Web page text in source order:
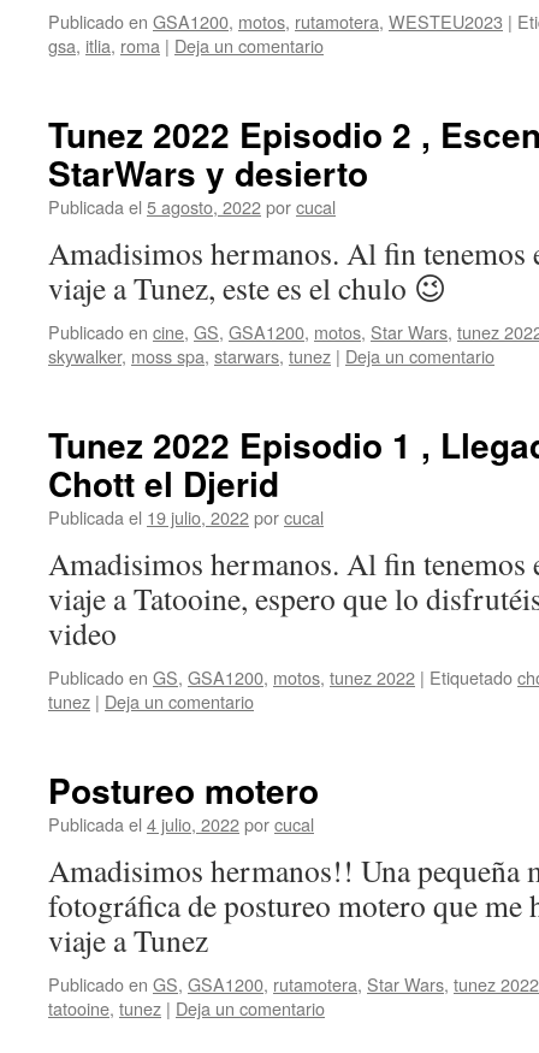
Publicado en GSA1200, motos, rutamotera, WESTEU2023 |
gsa, itlia, roma | Deja un comentario
Tunez 2022 Episodio 2 ,
StarWars y desierto
Publicada el 5 agosto, 2022porcucal
Amadisimos hermanos. Al fin tenemos
viaje a Tunez, este es el chulo 😉
Publicado en cine, GS, GSA1200, motos, Star Wars, tunez
skywalker, moss spa, starwars, tunez | Deja un comentario
Tunez 2022 Episodio 1 ,
Chott el Djerid
Publicada el 19 julio, 2022porcucal
Amadisimos hermanos. Al fin
viaje a Tatooine, espero que lo
video
Publicado en GS, GSA1200, motos, tunez 2022 | Etiquetado
tunez | Deja un comentario
Postureo motero
Publicada el 4 julio, 2022porcucal
Amadisimos hermanos!! Una pequeña
fotográfica de postureo motero que me
viaje a Tunez
Publicado en GS, GSA1200, rutamotera, Star Wars, tunez 2022
tatooine, tunez | Deja un comentario